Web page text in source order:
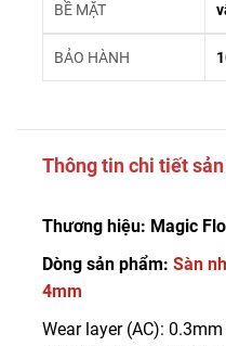
BỀ MẶT
BẢO HÀNH
Thông tin chi tiết
Thương hiệu: Magic
Dòng sản phẩm: Sàn
4mm
Wear layer (AC):